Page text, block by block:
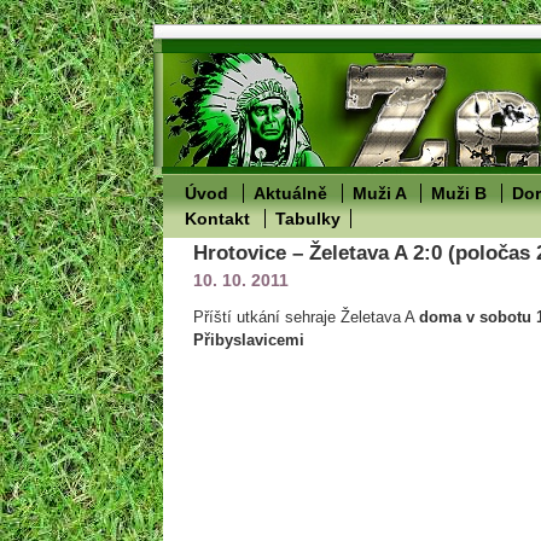
Úvod Aktuálně Muži A Muži B
Kontakt
Tabulky
Hrotovice – Želetava A 2:0 (poločas
10. 10. 2011
Příští utkání sehraje Želetava A doma v sobotu
Přibyslavicemi